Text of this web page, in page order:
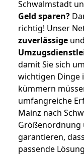
Schwalmstadt
Geld sparen?
richtig! Unser
zuverlässige und
damit Sie sich
wichtigen Dinge
kümmern
umfangreiche
Mainz nach
Größenordnung
garantieren,
passende